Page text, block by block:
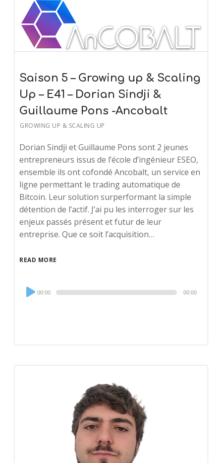
Saison 5 – Growing up & Scaling
Up – E41 – Dorian Sindji &
Guillaume Pons -Ancobalt
GROWING UP & SCALING UP
Dorian Sindji et Guillaume Pons sont 2 jeunes
entrepreneurs issus de l’école d’ingénieur ESEO,
ensemble ils ont cofondé Ancobalt, un service en
ligne permettant le trading automatique de
Bitcoin. Leur solution surperformant la simple
détention de l’actif. J’ai pu les interroger sur les
enjeux passés présent et futur de leur
entreprise. Que ce soit l’acquisition…
READ MORE
Audio
Player
00:00 00:00